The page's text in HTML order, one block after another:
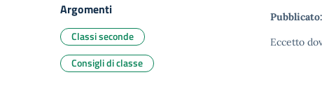
Pubblicato:
Eccetto
Argomenti
Classi seconde
Consigli di classe